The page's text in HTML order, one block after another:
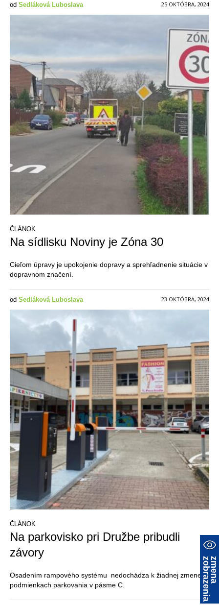
25 OKTÓBRA, 2024
od Sedláková Luboslava
ČLÁNOK
Na sídlisku Noviny je Zóna 30
Cieľom úpravy je upokojenie dopravy a sprehľadnenie situácie v
dopravnom značení.
23 OKTÓBRA, 2024
od Sedláková Luboslava
ČLÁNOK
Na parkovisko pri Družbe pribudli
závory
Osadením rampového systému nedochádza k žiadnej zmene v
podmienkach parkovania v pásme C.
z
m
e
n
a
z
o
b
r
a
z
e
n
i
a